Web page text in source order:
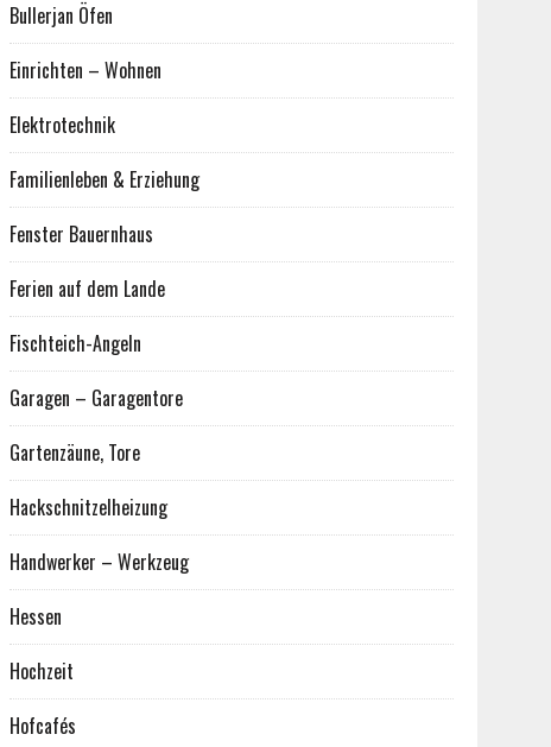
Bullerjan Öfen
Einrichten – Wohnen
Elektrotechnik
Familienleben & Erziehung
Fenster Bauernhaus
Ferien auf dem Lande
Fischteich-Angeln
Garagen – Garagentore
Gartenzäune, Tore
Hackschnitzelheizung
Handwerker – Werkzeug
Hessen
Hochzeit
Hofcafés